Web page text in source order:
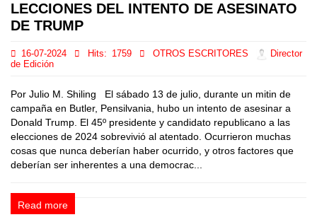
LECCIONES DEL INTENTO DE ASESINATO
DE TRUMP
16-07-2024 Hits: 1759 OTROS ESCRITORES
Director
de Edición
Por Julio M. Shiling El sábado 13 de julio, durante un mitin de
campaña en Butler, Pensilvania, hubo un intento de asesinar a
Donald Trump. El 45º presidente y candidato republicano a las
elecciones de 2024 sobrevivió al atentado. Ocurrieron muchas
cosas que nunca deberían haber ocurrido, y otros factores que
deberían ser inherentes a una democrac...
Read more